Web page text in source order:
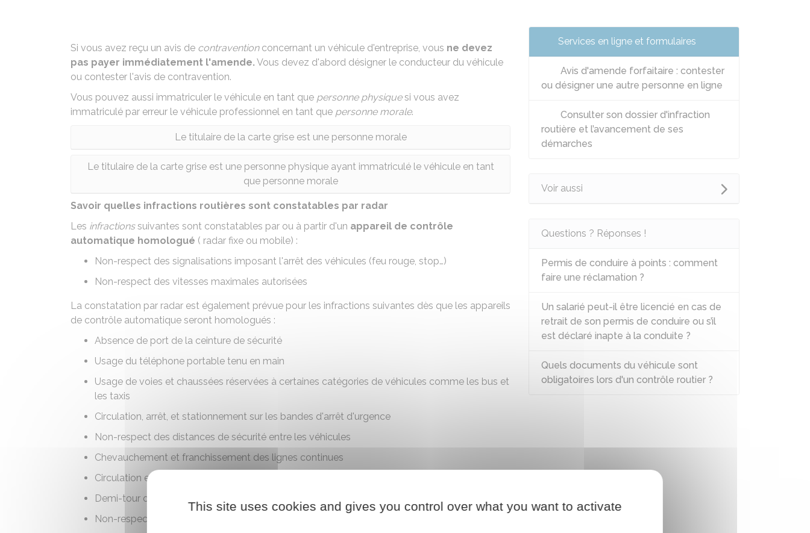
Si vous avez reçu un avis de contraventionconcernant un véhicule d'entreprise, vous ne devez
pas payer immédiatement l'amende. Vous devez d'abord désigner le conducteur du véhicule
ou contester l'avis de contravention.
Vous pouvez aussi immatriculer le véhicule en tant que personne physiquesi vous avez
immatriculé par erreur le véhicule professionnel en tant que personne morale.
Le titulaire de la carte grise est une personne morale
Le titulaire de la carte grise est une personne physique ayant immatriculé le véhicule en tant
que personne morale
Savoir quelles infractions routières sont constatables par radar
Les infractionssuivantes sont constatables par ou à partir d'un appareil de contrôle
automatique homologué ( radar fixe ou mobile) :
Non-respect des signalisations imposant l'arrêt des véhicules (feu rouge, stop…)
Non-respect des vitesses maximales autorisées
La constatation par radar est également prévue pour les infractions suivantes dès que les appareils
de contrôle automatique seront homologués :
Absence de port de la ceinture de sécurité
Usage du téléphone portable tenu en main
Usage de voies et chaussées réservées à certaines catégories de véhicules comme les bus et
les taxis
Circulation, arrêt, et stationnement sur les bandes d'arrêt d'urgence
Non-respect des distances de sécurité entre les véhicules
Chevauchement et franchissement des lignes continues
Circulation en sens interdit
Demi-tour ou marche arrière sur une autoroute
Non-respect de certaines règles de dépassement
Services en ligne et formulaires
Avis d'amende forfaitaire : contester
ou désigner une autre personne en ligne
Consulter son dossier d'infraction
routière et l’avancement de ses
démarches
Voir aussi
Questions ? Réponses !
Permis de conduire à points : comment
faire une réclamation ?
Un salarié peut-il être licencié en cas de
retrait de son permis de conduire ou s’il
est déclaré inapte à la conduite ?
Quels documents du véhicule sont
obligatoires lors d'un contrôle routier ?
This site uses cookies and gives you control over what you want to activate